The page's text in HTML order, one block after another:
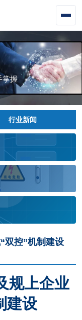
掌握
行业新闻
双控”机制建设
规上企业
建设